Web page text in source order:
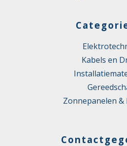
Kabels en
Zonnepanelen